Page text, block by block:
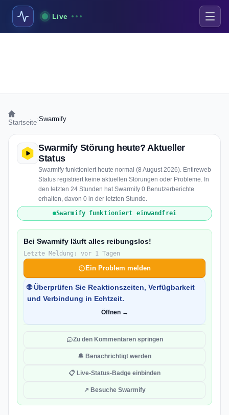
Live
Startseite Swarmify
Swarmify Störung heute? Aktueller
Status
Swarmify funktioniert heute normal (8 August 2026). Entireweb
Status registriert keine aktuellen Störungen oder Probleme. In
den letzten 24 Stunden hat Swarmify 0 Benutzerberichte
erhalten, davon 0 in der letzten Stunde.
Swarmify funktioniert einwandfrei
Bei Swarmify läuft alles reibungslos!
Letzte Meldung: vor 1 Tagen
Ein Problem melden
🌐 Überprüfen Sie Reaktionszeiten, Verfügbarkeit
und Verbindung in Echtzeit.
Öffnen →
Zu den Kommentaren springen
🔔 Benachrichtigt werden
📋 Live-Status-Badge einbinden
↗ Besuche Swarmify